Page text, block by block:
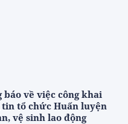
báo về việc công khai
tin tổ chức Huấn luyện
vệ sinh lao động